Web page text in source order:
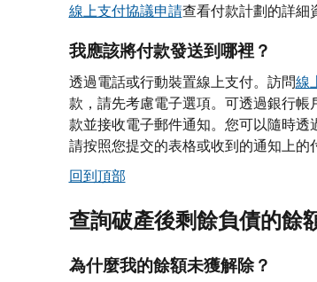
線上支付協議申請查看付款計劃的詳細
我應該將付款發送到哪裡？
透過電話或行動裝置線上支付。訪問線
款，請先考慮電子選項。可透過銀行帳
款並接收電子郵件通知。您可以隨時透
請按照您提交的表格或收到的通知上的
回到頂部
查詢破產後剩餘負債的餘
為什麼我的餘額未獲解除？